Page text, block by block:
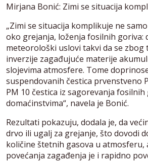
Mirjana Bonić: Zimi se situacija
„Zimi se situacija komplikuje ne
oko grejanja, loženja fosilnih goriva:
meteorološki uslovi takvi da se
inverzije zagađujuće materije
slojevima atmosfere. Tome
suspendovanih čestica prvenstveno
PM 10 čestica iz sagorevanja
domaćinstvima“, navela je Bonić.
Rezultati pokazuju, dodala je, da
drvo ili ugalj za grejanje, što dovodi
količine štetnih gasova u atmosferu,
povećanja zagađenja je i rapidno